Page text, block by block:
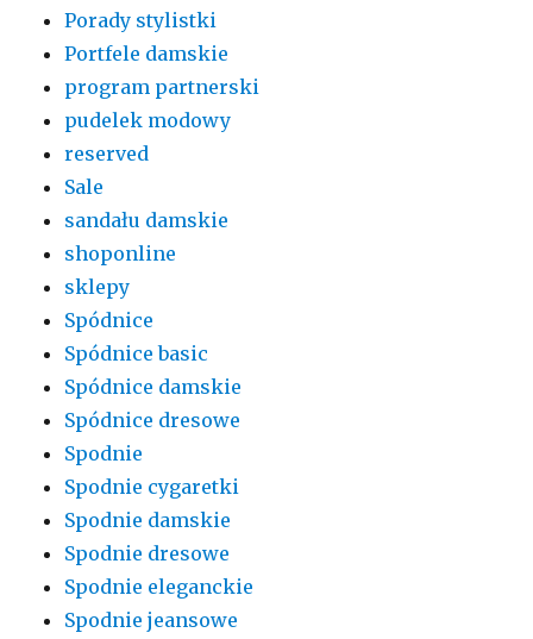
Porady stylistki
Portfele damskie
program partnerski
pudelek modowy
reserved
Sale
sandału damskie
shoponline
sklepy
Spódnice
Spódnice basic
Spódnice damskie
Spódnice dresowe
Spodnie
Spodnie cygaretki
Spodnie damskie
Spodnie dresowe
Spodnie eleganckie
Spodnie jeansowe